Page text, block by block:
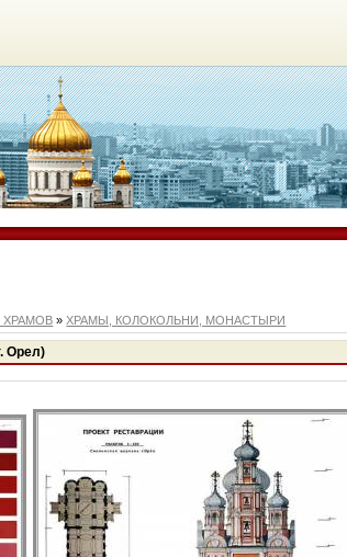
»ХРАМЫ, КОЛОКОЛЬНИ, МОНАСТЫРИ
Орел)